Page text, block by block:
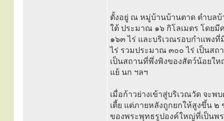
ตั้งอยู่ ณ หมู่บ้านบ้านตาด ตำบลบ้
ใต้ ประมาณ ๑๖ กิโลเมตร โดย
๑๖๓ ไร่ และบริเวณรอบกำแพง
ไร่ รวมประมาณ ๓๐๐ ไร่ เป็นส
เป็นสถานที่พึ่งพิงของสัตว์น้อยใ
แย้ นก ฯลฯ
เมื่อก้าวย่างเข้าสู่บริเวณวัด จะ
เตี้ย แต่ภายหลังถูกยกให้สูงขึ้น
ของพระพุทธรูปองค์ใหญ่ที่เป็นพ